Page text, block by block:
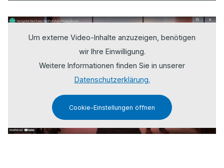
Um externe Video-Inhalte anzuzeigen, benötigen
wir Ihre Einwilligung.
Weitere Informationen finden Sie in unserer
Datenschutzerklärung.
Cookie-Einstellungen öffnen